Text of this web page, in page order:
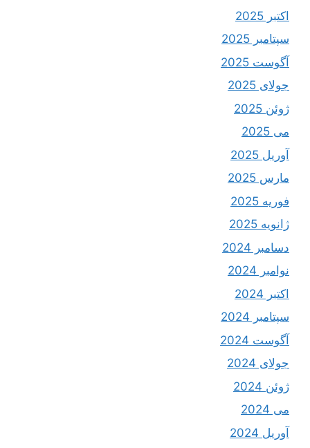
اکتبر 2025
سپتامبر 2025
آگوست 2025
جولای 2025
ژوئن 2025
می 2025
آوریل 2025
مارس 2025
فوریه 2025
ژانویه 2025
دسامبر 2024
نوامبر 2024
اکتبر 2024
سپتامبر 2024
آگوست 2024
جولای 2024
ژوئن 2024
می 2024
آوریل 2024